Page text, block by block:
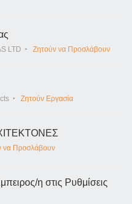
LTD Ζητούν να Προσλάβουν
Ζητούν Εργασία
να Προσλάβουν
η στις Ρυθμίσεις